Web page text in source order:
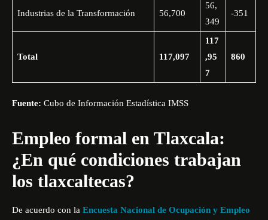
Industrias de la Transformación 56,700
56,
349
-351
Total 117,097
117
,95
7
860
Fuente: Cubo de Información Estadística IMSS
Empleo formal en Tlaxcala:
¿En qué condiciones trabajan
los tlaxcaltecas?
De acuerdo con la Encuesta Nacional de Ocupación y Empleo